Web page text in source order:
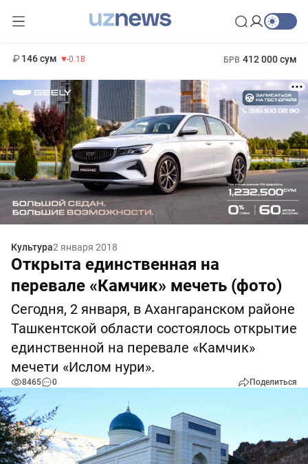
146 сум -0.18 БРВ 412 000 сум
Культура2 января 2018
Открыта единственная на
перевале «Камчик» мечеть (фото)
Сегодня, 2 января, в Ахангаранском районе
Ташкентской области состоялось открытие
единственной на перевале «Камчик»
мечети «Ислом нури».
8465 0 Поделиться